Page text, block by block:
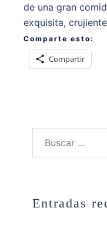
de una gran
exquisita,
Comparte esto:
Compartir
Entradas